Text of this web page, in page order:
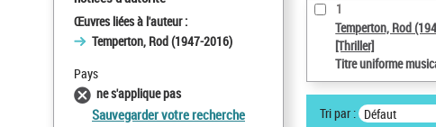
Œuvres liées à l'auteur :
Temperton, Rod (1947-2016)
Pays
ne s'applique pas
Sauvegarder votre recherche
1
Temperton, Rod
[Thriller]
Titre uniforme
Tri par : Défaut